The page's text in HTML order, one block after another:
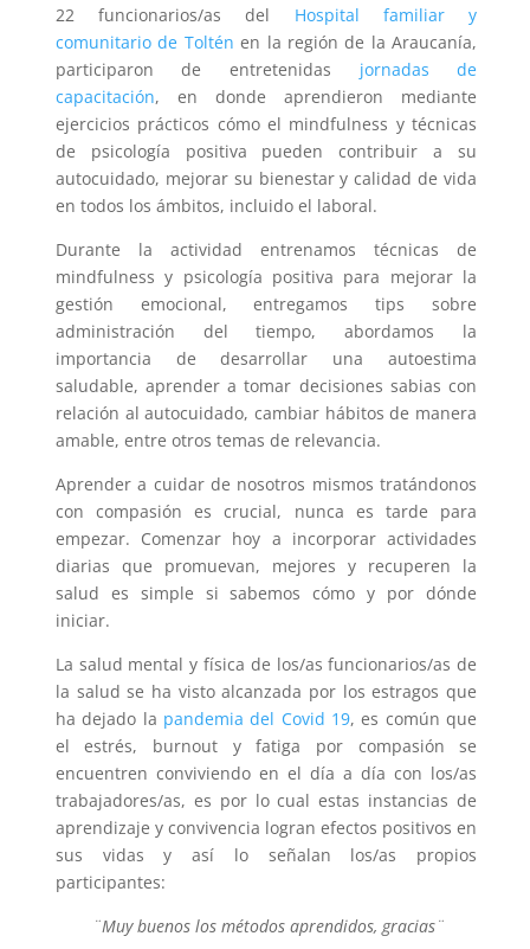
22 funcionarios/as del Hospital familiar y
comunitario de Tolténen la región de la Araucanía,
participaron de entretenidas jornadas de
capacitación, en donde aprendieron mediante
ejercicios prácticos cómo el mindfulness y técnicas
de psicología positiva pueden contribuir a su
autocuidado, mejorar su bienestar y calidad de vida
en todos los ámbitos, incluido el laboral.
Durante la actividad entrenamos técnicas de
mindfulness y psicología positiva para mejorar la
gestión emocional, entregamos tips sobre
administración del tiempo, abordamos la
importancia de desarrollar una autoestima
saludable, aprender a tomar decisiones sabias con
relación al autocuidado, cambiar hábitos de manera
amable, entre otros temas de relevancia.
Aprender a cuidar de nosotros mismos tratándonos
con compasión es crucial, nunca es tarde para
empezar. Comenzar hoy a incorporar actividades
diarias que promuevan, mejores y recuperen la
salud es simple si sabemos cómo y por dónde
iniciar.
La salud mental y física de los/as funcionarios/as de
la salud se ha visto alcanzada por los estragos que
ha dejado la pandemia del Covid 19, es común que
el estrés, burnout y fatiga por compasión se
encuentren conviviendo en el día a día con los/as
trabajadores/as, es por lo cual estas instancias de
aprendizaje y convivencia logran efectos positivos en
sus vidas y así lo señalan los/as propios
participantes:
¨Muy buenos los métodos aprendidos, gracias¨